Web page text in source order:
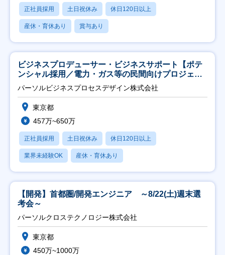
正社員採用 土日祝休み 休日120日以上
産休・育休あり 賞与あり
ビジネスプロデューサー・ビジネスサポート【ポテ
ンシャル採用／電力・ガス等の民間向けプロジェク
ト推進】
パーソルビジネスプロセスデザイン株式会社
東京都
457万~650万
正社員採用 土日祝休み 休日120日以上
業界未経験OK 産休・育休あり
【開発】首都圏/開発エンジニア ～8/22(土)週末選
考会～
パーソルクロステクノロジー株式会社
東京都
450万~1000万